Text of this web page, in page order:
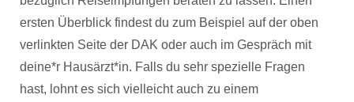
ersten Überblick findest du zum Beispiel auf der oben
verlinkten Seite der DAK oder auch im Gespräch mit
deine*r Hausärzt*in. Falls du sehr spezielle Fragen
hast, lohnt es sich vielleicht auch zu einem